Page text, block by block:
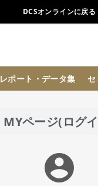
DCSオンラインに戻る
レポート・データ集
MYページ(ログ
account_circle